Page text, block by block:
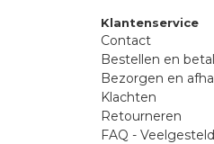
Klantenservice
Contact
Bestellen en
Bezorgen en
Klachten
Retourneren
FAQ -